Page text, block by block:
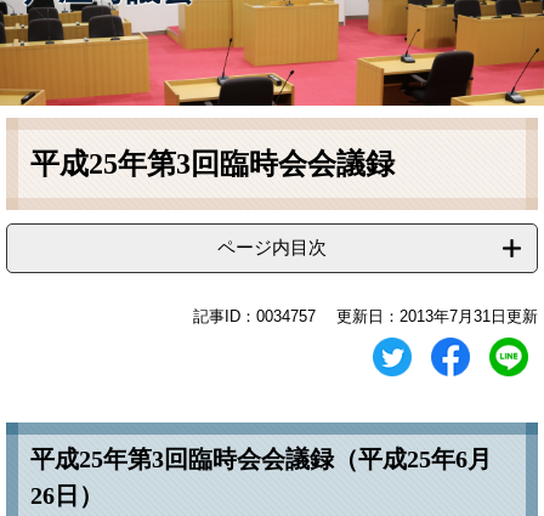
へ
本
平成25年第3回臨時会会議録
ページ内目次
記事ID：0034757 更新日：2013年7月31日更新
平成25年第3回臨時会会議録（平成25年6月
26日）